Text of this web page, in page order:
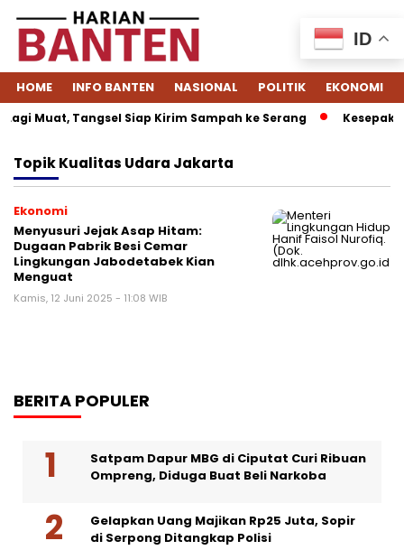
HOME INFO BANTEN NASIONAL POLITIK EKONOMI
Muat, Tangsel Siap Kirim Sampah ke Serang
TopikKualitas Udara Jakarta
Ekonomi
Menyusuri Jejak Asap Hitam:
Dugaan Pabrik Besi Cemar
Lingkungan Jabodetabek Kian
Menguat
Kamis, 12 Juni 2025 - 11:08 WIB
BERITA POPULER
Satpam Dapur MBG di Ciputat Curi Ribuan
Ompreng, Diduga Buat Beli Narkoba
Gelapkan Uang Majikan Rp25 Juta, Sopir
di Serpong Ditangkap Polisi
ID